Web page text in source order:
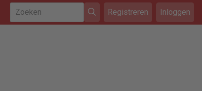
Registreren Inloggen